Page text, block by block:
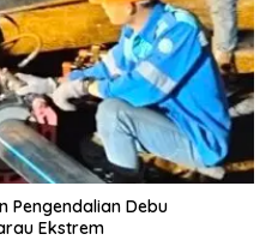
Pengendalian Debu
Ekstrem